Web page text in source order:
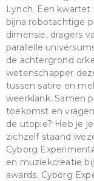
Lynch. Een
bijna robotachtige
dimensie, dragers
parallelle
de achtergrond
wetenschapper
tussen satire en
weerklank. Samen
toekomst en
de utopie? Heb je
zichzelf staand
Cyborg
en muziekcreatie
awards. Cyborg